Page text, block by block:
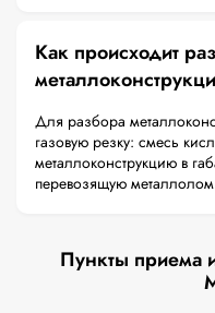
Как происходит
Для разбора
газовую резку: смесь
металлоконструкцию в
перевозящую
Пункты приема